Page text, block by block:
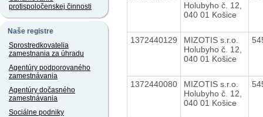
protispoločenskej činnosti
Naše registre
Sprostredkovatelia
zamestnania za úhradu
Agentúry podporovaného
zamestnávania
Agentúry dočasného
zamestnávania
Sociálne podniky
Holubyho č. 12,
040 01 Košice
1372440129
MIZOTIS s.r.o.
Holubyho č. 12,
040 01 Košice
1372440080
MIZOTIS s.r.o.
Holubyho č. 12,
040 01 Košice